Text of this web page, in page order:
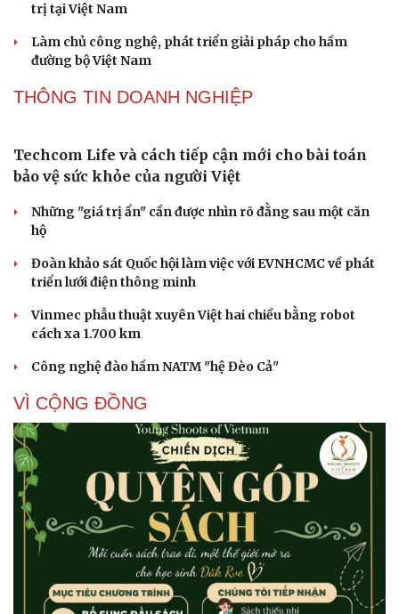
Cải chính
trị tại Việt Nam
Làm chủ công nghệ, phát triển giải pháp cho hầm
đường bộ Việt Nam
THÔNG TIN DOANH NGHIỆP
bảo vệ sức khỏe của người Việt
Những "giá trị ẩn" cần được nhìn rõ đằng sau một căn
hộ
Đoàn khảo sát Quốc hội làm việc với EVNHCMC về phát
triển lưới điện thông minh
Vinmec phẫu thuật xuyên Việt hai chiều bằng robot
cách xa 1.700 km
Công nghệ đào hầm NATM "hệ Đèo Cả"
VÌ CỘNG ĐỒNG